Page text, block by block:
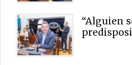
“Alguien